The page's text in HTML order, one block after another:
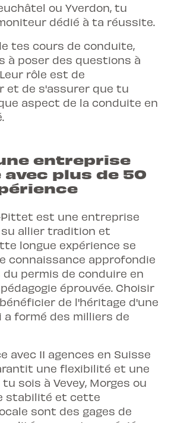
ou Yverdon, tu
dédié à ta réussite.
tes cours de conduite,
à poser des questions à
rôle est de
et de s'assurer que tu
aspect de la conduite en
entreprise
plus de 50
Pittet est une entreprise
allier tradition et
longue expérience se
connaissance approfondie
du permis de conduire en
éprouvée. Choisir
de l'héritage d'une
a formé des milliers de
avec 11 agences en Suisse
une flexibilité et une
sois à Vevey, Morges ou
stabilité et cette
sont des gages de